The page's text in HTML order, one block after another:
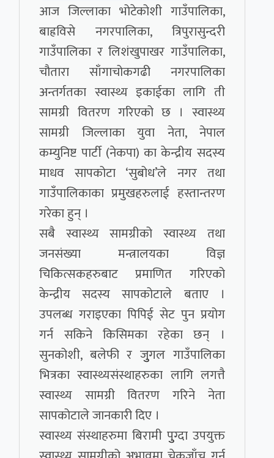
आज जिल्लाका भोटेकोशी गाउँपालिका,
बाह्रविसे नगरपालिका, त्रिपुरासुन्दरी
गाउँपालिका र लिशंखुपाखर गाउँपालिका,
चौतारा साँगाचोकगढी नगरपालिका
अन्तर्गतका स्वास्थ्य इकाईका लागि ती
सामग्री वितरण गरिएको छ । स्वास्थ्य
सामग्री जिल्लाका युवा नेता, नेपाल
कम्युनिष्ट पार्टी (नेकपा) का केन्द्रीय सदस्य
माधव सापकोटा ‘सुबोध’ले नगर तथा
गाउँपालिकाका प्रमुखहरुलाई हस्तान्तरण
गरेका हुन् ।
सबै स्वास्थ्य सामग्रीको स्वास्थ्य तथा
जनसंख्या मन्त्रालयका विज्ञ
चिकित्सकहरुबाट प्रमाणित गरिएको
केन्द्रीय सदस्य सापकोटाले बताए ।
उपलब्ध गराइएका पिपिई सेट पुन प्रयोग
गर्न सकिने किसिमका रहेका छन् ।
सुनकोशी, बलेफी र जुुगल गाउँपालिका
भित्रका स्वास्थ्यसंस्थाहरुका लागि लगत्तै
स्वास्थ्य सामग्री वितरण गरिने नेता
सापकोटाले जानकारी दिए ।
स्वास्थ्य संस्थाहरुमा बिरामी पुुग्दा उपयुक्त